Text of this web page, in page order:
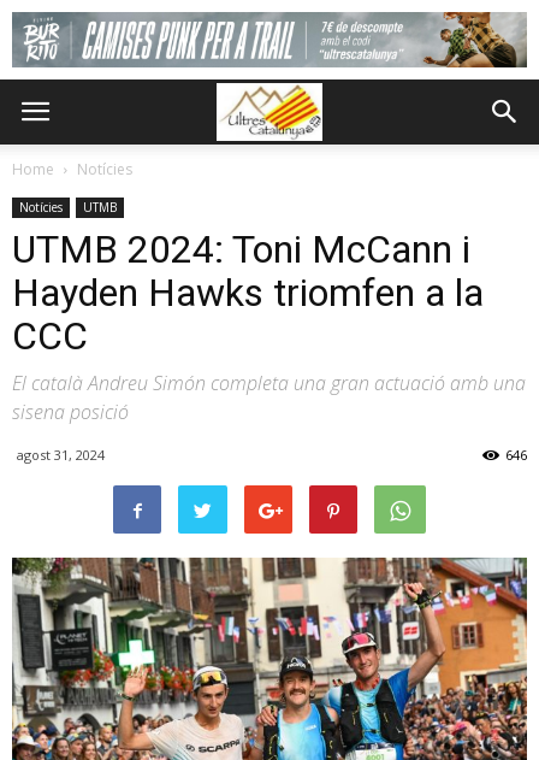
Home Notícies
Notícies UTMB
UTMB 2024: Toni McCann i
Hayden Hawks triomfen a la
CCC
El català Andreu Simón completa una gran actuació amb una
sisena posició
agost 31, 2024 646